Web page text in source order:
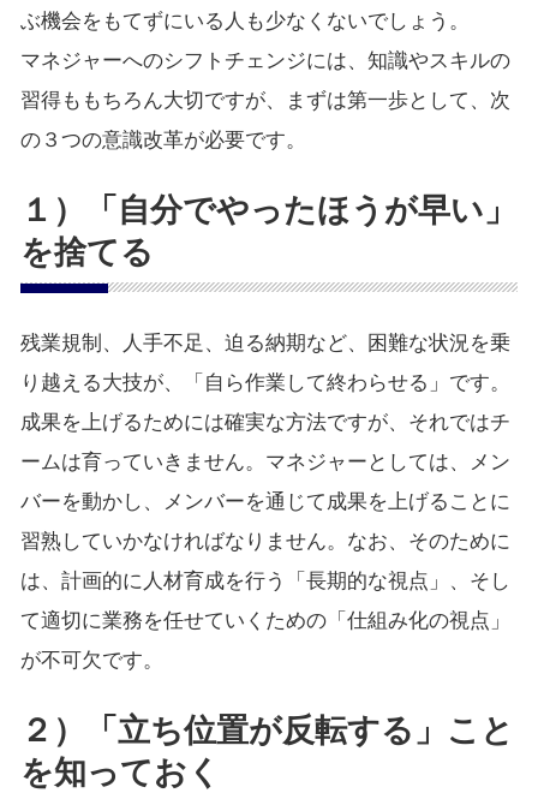
ぶ機会をもてずにいる人も少なくないでしょう。
マネジャーへのシフトチェンジには、知識やスキルの
習得ももちろん大切ですが、まずは第一歩として、次
の３つの意識改革が必要です。
１）「自分でやったほうが早い」
を捨てる
残業規制、人手不足、迫る納期など、困難な状況を乗
り越える大技が、「自ら作業して終わらせる」です。
成果を上げるためには確実な方法ですが、それではチ
ームは育っていきません。マネジャーとしては、メン
バーを動かし、メンバーを通じて成果を上げることに
習熟していかなければなりません。なお、そのために
は、計画的に人材育成を行う「長期的な視点」、そし
て適切に業務を任せていくための「仕組み化の視点」
が不可欠です。
２）「立ち位置が反転する」こと
を知っておく